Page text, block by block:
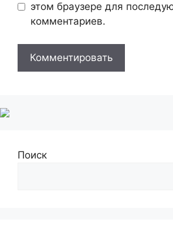
этом браузере для
комментариев.
Поиск